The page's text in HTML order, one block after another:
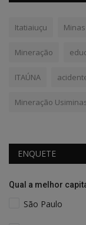
Itatiaiuçu
Mineração
ITAÚNA
Mineração
ENQUETE
Qual a melhor
São Paulo